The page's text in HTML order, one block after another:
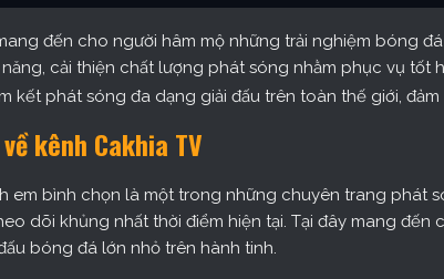
đến cho người hâm mộ những trải nghiệm bóng
cải thiện chất lượng phát sóng nhằm phục vụ tốt
kết phát sóng đa dạng giải đấu trên toàn thế giới,
kênh Cakhia TV
em bình chọn là một trong những chuyên trang phát
dõi khủng nhất thời điểm hiện tại. Tại đây mang đến
bóng đá lớn nhỏ trên hành tinh.